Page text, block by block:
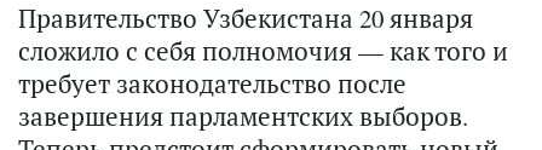
Правительство Узбекистана 20 января
сложило с себя полномочия — как того и
требует законодательство после
завершения парламентских выборов.